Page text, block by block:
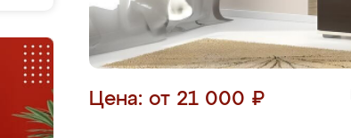
Цена: от 21 000 ₽